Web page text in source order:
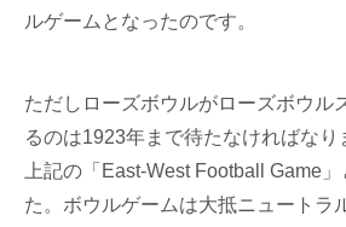
ルゲームとなったのです。
ただしローズボウルがローズボウル
るのは1923年まで待たなければなり
上記の「East-West Football Game
た。ボウルゲームは大抵ニュートラ